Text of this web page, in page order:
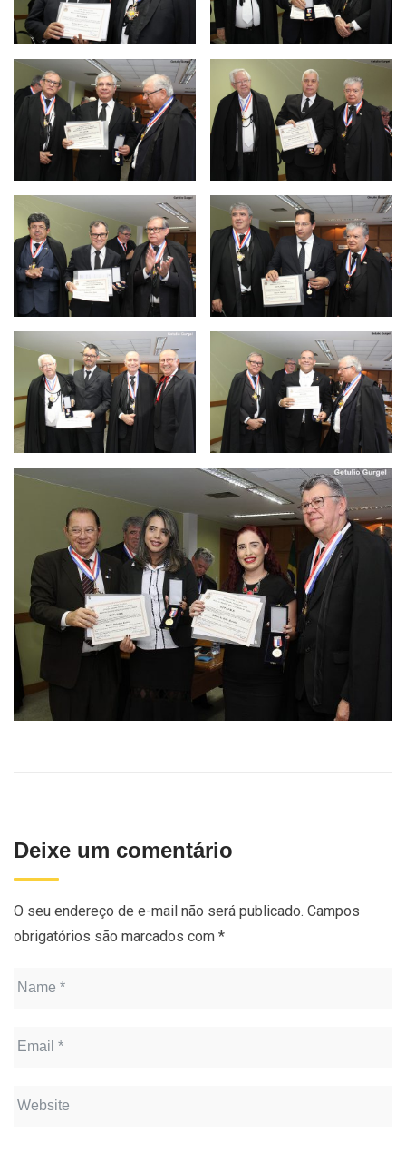
Deixe um comentário
O seu endereço de e-mail não será publicado. Campos
obrigatórios são marcados com *